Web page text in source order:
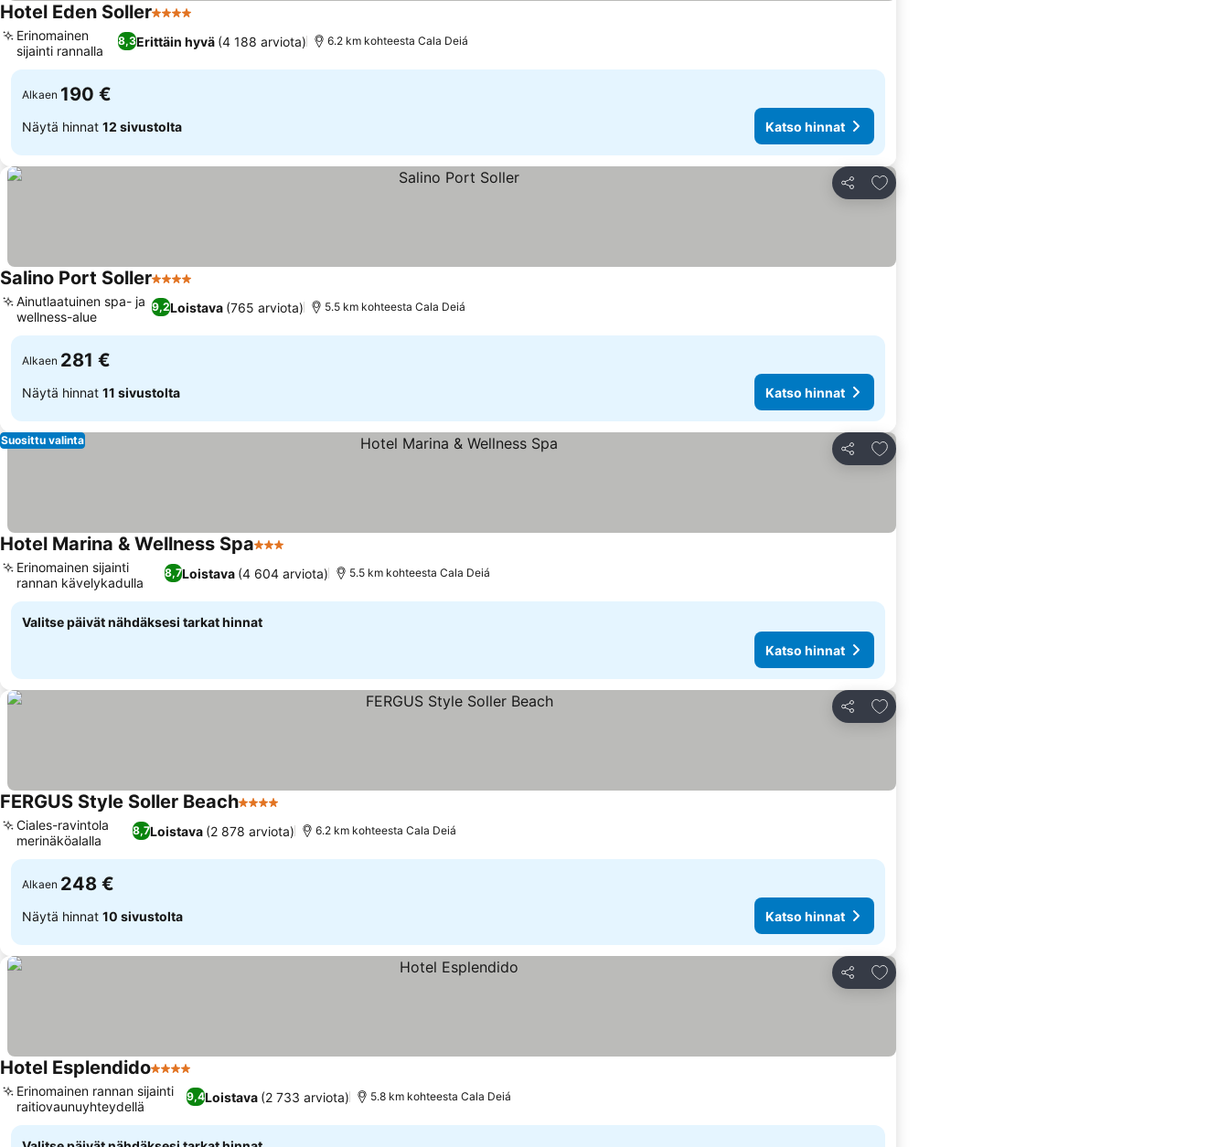
Hotel Eden Soller4 Tähtiluokitus
8,3Erittäin hyvä (4 188 arviota)
Erinomainen
sijainti rannalla
6.2 km kohteesta Cala Deiá
Alkaen 190 €
Näytä hinnat 12 sivustolta Katso hinnat
Jaa
Lisää suosikkeihin
Salino Port Soller4 Tähtiluokitus
9,2Loistava (765 arviota)
Ainutlaatuinen spa- ja
wellness-alue
5.5 km kohteesta Cala Deiá
Alkaen 281 €
Näytä hinnat 11 sivustolta Katso hinnat
Jaa
Lisää suosikkeihin
Suosittu valinta
Hotel Marina & Wellness Spa3 Tähtiluokitus
8,7Loistava (4 604 arviota)
Erinomainen sijainti
rannan kävelykadulla
5.5 km kohteesta Cala Deiá
Valitse päivät nähdäksesi tarkat hinnat
Katso hinnat
Jaa
Lisää suosikkeihin
FERGUS Style Soller Beach4 Tähtiluokitus
8,7Loistava (2 878 arviota)
Ciales-ravintola
merinäköalalla
6.2 km kohteesta Cala Deiá
Alkaen 248 €
Näytä hinnat 10 sivustolta Katso hinnat
Jaa
Lisää suosikkeihin
Hotel Esplendido4 Tähtiluokitus
9,4Loistava (2 733 arviota)
Erinomainen rannan sijainti
raitiovaunuyhteydellä
5.8 km kohteesta Cala Deiá